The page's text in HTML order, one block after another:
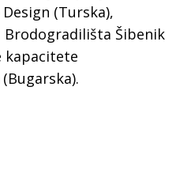
(Turska),
Šibenik
kapacitete